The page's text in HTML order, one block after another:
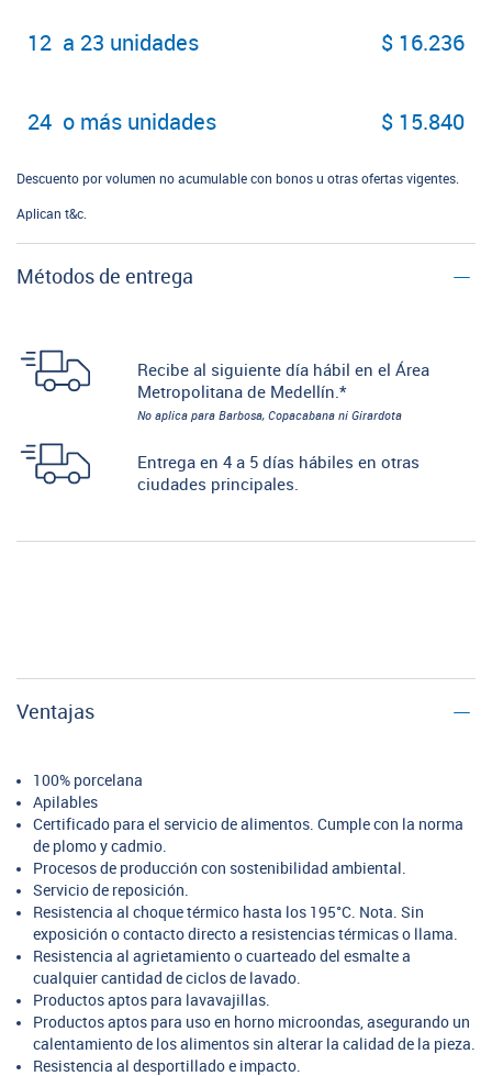
12 a 23 unidades $ 16.236
24 o más unidades $ 15.840
Descuento por volumen no acumulable con bonos u otras ofertas vigentes.
Aplican t&c.
Métodos de entrega
Recibe al siguiente día hábil en el Área
Metropolitana de Medellín.*
No aplica para Barbosa, Copacabana ni Girardota
Entrega en 4 a 5 días hábiles en otras
ciudades principales.
Ventajas
100% porcelana
Apilables
Certificado para el servicio de alimentos. Cumple con la norma
de plomo y cadmio.
Procesos de producción con sostenibilidad ambiental.
Servicio de reposición.
Resistencia al choque térmico hasta los 195°C. Nota. Sin
exposición o contacto directo a resistencias térmicas o llama.
Resistencia al agrietamiento o cuarteado del esmalte a
cualquier cantidad de ciclos de lavado.
Productos aptos para lavavajillas.
Productos aptos para uso en horno microondas, asegurando un
calentamiento de los alimentos sin alterar la calidad de la pieza.
Resistencia al desportillado e impacto.